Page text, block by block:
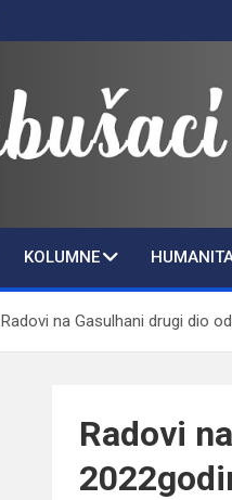
KOLUMNE
Radovi na Gasulhani drugi dio
Radovi